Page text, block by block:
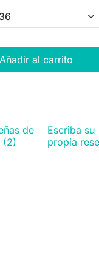
Añadir al carrito
de
(2)
Escriba su
propia